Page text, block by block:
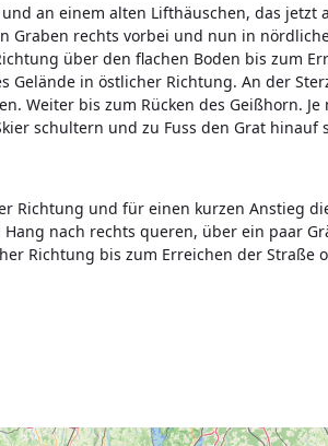
an einem alten Lifthäuschen, das jetzt
Graben rechts vorbei und nun in
über den flachen Boden bis zum
Gelände in östlicher Richtung. An der
Weiter bis zum Rücken des Geißhorn. Je
schultern und zu Fuss den Grat hinauf
Richtung und für einen kurzen Anstieg
nach rechts queren, über ein paar
Richtung bis zum Erreichen der Straße